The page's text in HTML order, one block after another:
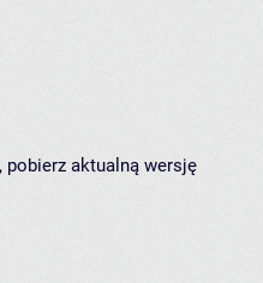
pobierz aktualną wersję